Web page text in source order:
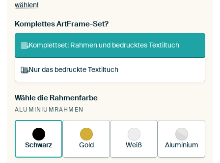
wählen!
Komplettes ArtFrame-Set?
Komplettset: Rahmen und bedrucktes Textiltuch
Nur das bedruckte Textiltuch
Du spannst einen wechselbaren Textiltuch in
deinen vorhandenen ArtFrame™.
funktioniert es.
Wähle die Rahmenfarbe
ALUMINIUMRAHMEN
Schwarz Gold Weiß Aluminium